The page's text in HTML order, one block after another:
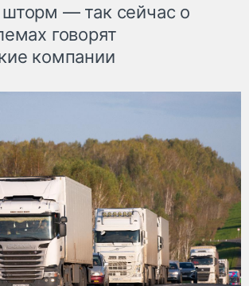
— так сейчас о
говорят
компании